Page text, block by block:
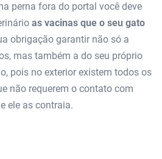
perna fora do portal você deve
as vacinas que o seu gato
obrigação garantir não só a
mas também a do seu próprio
pois no exterior existem todos os
não requerem o contato com
ele as contraia.